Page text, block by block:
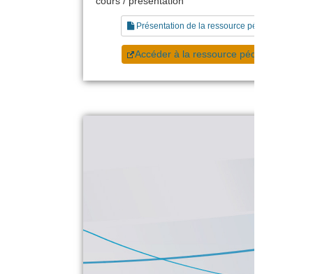
Présentation de la ressource pédagogique
Accéder à la ressource pédagogique